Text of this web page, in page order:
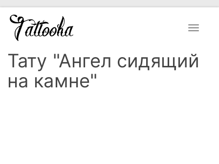
Toggle
Тату "Ангел сидящий
на камне"